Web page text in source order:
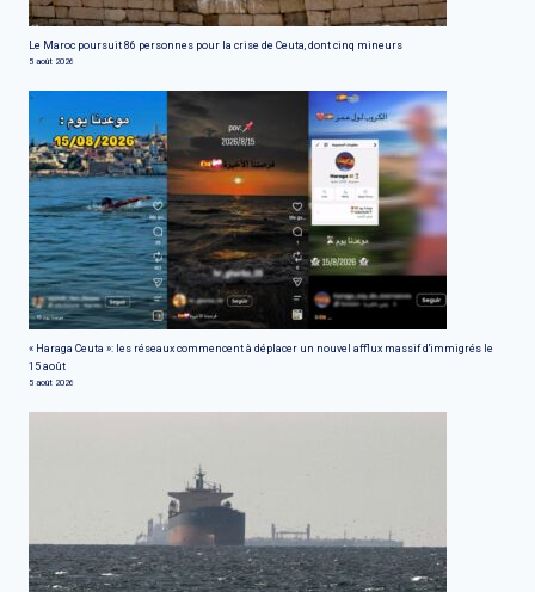
Le Maroc poursuit 86 personnes pour la crise de Ceuta, dont cinq mineurs
5 août 2026
« Haraga Ceuta »: les réseaux commencent à déplacer un nouvel afflux massif d'immigrés le
15 août
5 août 2026